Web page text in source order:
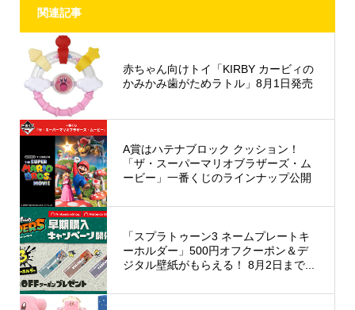
関連記事
赤ちゃん向けトイ「KIRBY カービィの
かみかみ歯がためラトル」8月1日発売
A賞はハテナブロック クッション！
「ザ・スーパーマリオブラザーズ・ム
ービー」一番くじのラインナップ公開
「スプラトゥーン3 ネームプレートキ
ーホルダー」500円オフクーポン＆デ
ジタル壁紙がもらえる！ 8月2日まで...